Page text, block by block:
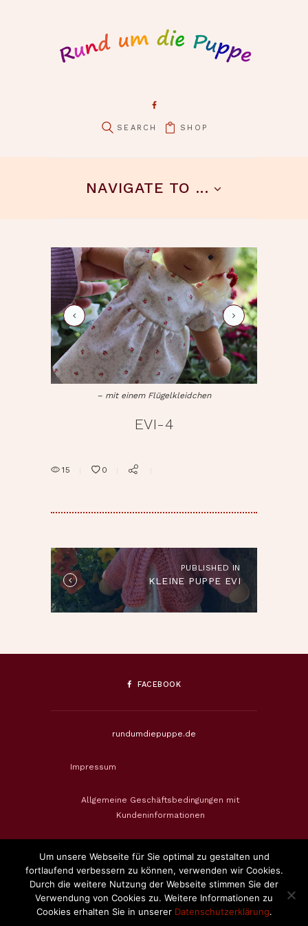
SHOP
NAVIGATE TO ...
evi-5
– mit einem Flügelkleidchen
EVI-4
15 0
PUBLISHED IN
in
the
post:
KLEINE PUPPE EVI
FACEBOOK
rundumdiepuppe.de
Impressum
Allgemeine Geschäftsbedingungen mit
Kundeninformationen
Widerrufsbelehrung & Widerrufsformular
Zahlungsweisen
Um unsere Webseite für Sie optimal zu gestalten und
fortlaufend verbessern zu können, verwenden wir Cookies.
Durch die weitere Nutzung der Webseite stimmen Sie der
Verwendung von Cookies zu. Weitere Informationen zu
Cookies erhalten Sie in unserer Datenschutzerklärung.